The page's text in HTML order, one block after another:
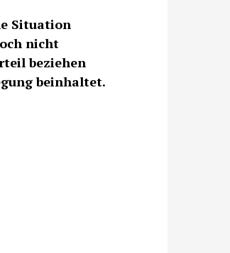
Situation
nicht
beziehen
beinhaltet.